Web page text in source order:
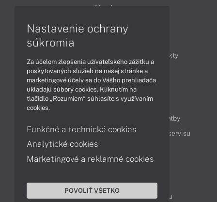
Monitory
Produkty
Technológie
Videá
Obsah
Možnosti doručenia a platby
Podpora a servis
Servisné služby Cenník servisu
Kontakty
043 4224 771
Obchodné oddelenie
Reklamácia tovaru
Nastavenie ochrany
súkromia
Za účelom zlepšenia užívateľského zážitku a
poskytovaných služieb na našej stránke a
marketingové účely sa do Vášho prehliadača
ukladajú súbory cookies. Kliknutím na
tlačidlo „Rozumiem“ súhlasíte s využívaním
cookies.
Funkčné a technické cookies
Analytické cookies
Marketingové a reklamné cookies
POVOLIŤ VŠETKO